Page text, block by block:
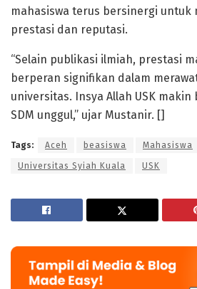
mahasiswa terus bersinergi untuk
prestasi dan reputasi.
“Selain publikasi ilmiah, prestasi
berperan signifikan dalam
universitas. Insya Allah USK
SDM unggul,” ujar Mustanir. []
Tags: Aceh beasiswa Mahasiswa
Universitas Syiah Kuala USK